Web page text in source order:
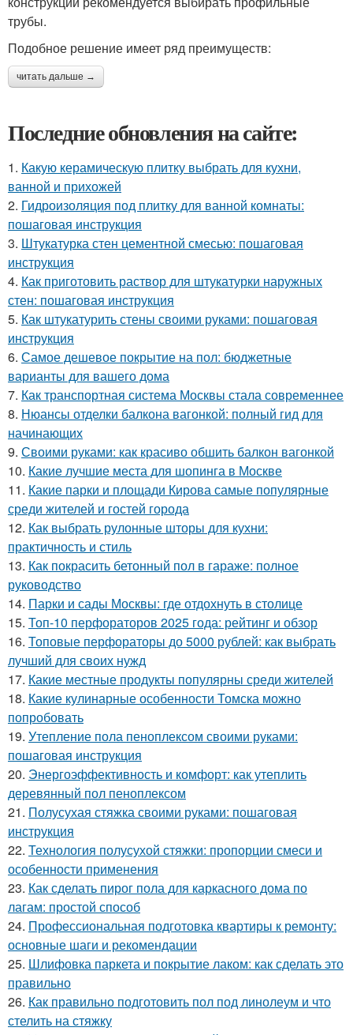
трубы.
Подобное решение имеет ряд преимуществ:
читать дальше →
Последние обновления на сайте:
1. Какую керамическую плитку выбрать для кухни,
ванной и прихожей
2. Гидроизоляция под плитку для ванной комнаты:
пошаговая инструкция
3. Штукатурка стен цементной смесью: пошаговая
инструкция
4. Как приготовить раствор для штукатурки наружных
стен: пошаговая инструкция
5. Как штукатурить стены своими руками: пошаговая
инструкция
6. Самое дешевое покрытие на пол: бюджетные
варианты для вашего дома
7. Как транспортная система Москвы стала современнее
8. Нюансы отделки балкона вагонкой: полный гид для
начинающих
9. Своими руками: как красиво обшить балкон вагонкой
10. Какие лучшие места для шопинга в Москве
11. Какие парки и площади Кирова самые популярные
среди жителей и гостей города
12. Как выбрать рулонные шторы для кухни:
практичность и стиль
13. Как покрасить бетонный пол в гараже: полное
руководство
14. Парки и сады Москвы: где отдохнуть в столице
15. Топ-10 перфораторов 2025 года: рейтинг и обзор
16. Топовые перфораторы до 5000 рублей: как выбрать
лучший для своих нужд
17. Какие местные продукты популярны среди жителей
18. Какие кулинарные особенности Томска можно
попробовать
19. Утепление пола пеноплексом своими руками:
пошаговая инструкция
20. Энергоэффективность и комфорт: как утеплить
деревянный пол пеноплексом
21. Полусухая стяжка своими руками: пошаговая
инструкция
22. Технология полусухой стяжки: пропорции смеси и
особенности применения
23. Как сделать пирог пола для каркасного дома по
лагам: простой способ
24. Профессиональная подготовка квартиры к ремонту:
основные шаги и рекомендации
25. Шлифовка паркета и покрытие лаком: как сделать это
правильно
26. Как правильно подготовить пол под линолеум и что
стелить на стяжку